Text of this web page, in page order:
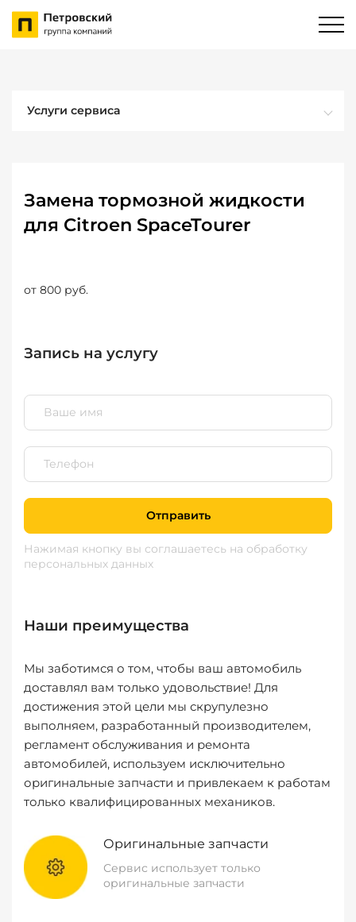
Услуги сервиса
Замена тормозной жидкости
для Citroen SpaceTourer
от 800 руб.
Запись на услугу
Отправить
Нажимая кнопку вы соглашаетесь на обработку
персональных данных
Наши преимущества
Мы заботимся о том, чтобы ваш автомобиль
доставлял вам только удовольствие! Для
достижения этой цели мы скрупулезно
выполняем, разработанный производителем,
регламент обслуживания и ремонта
автомобилей, используем исключительно
оригинальные запчасти и привлекаем к работам
только квалифицированных механиков.
Оригинальные запчасти
Сервис использует только
оригинальные запчасти